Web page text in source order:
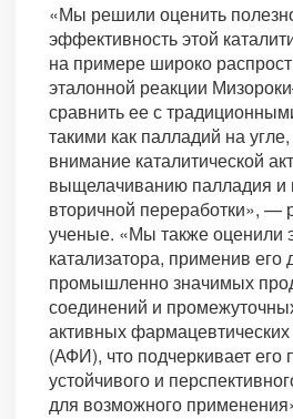
«Мы решили оценить
эффективность этой
на примере широко
эталонной реакции
сравнить ее с
такими как палладий на
внимание каталитической
выщелачиванию палладия и
вторичной переработки», —
ученые. «Мы также оценили
катализатора, применив его
промышленно значимых
соединений и
активных
(АФИ), что подчеркивает его
устойчивого и
для возможного